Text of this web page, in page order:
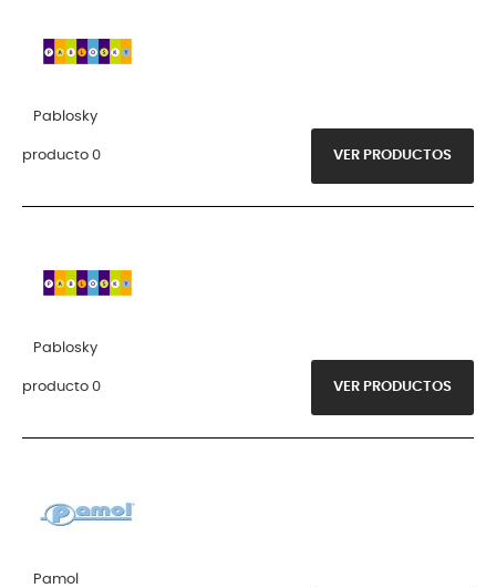
Pablosky
producto 0 VER PRODUCTOS
Pablosky
producto 0 VER PRODUCTOS
Pamol